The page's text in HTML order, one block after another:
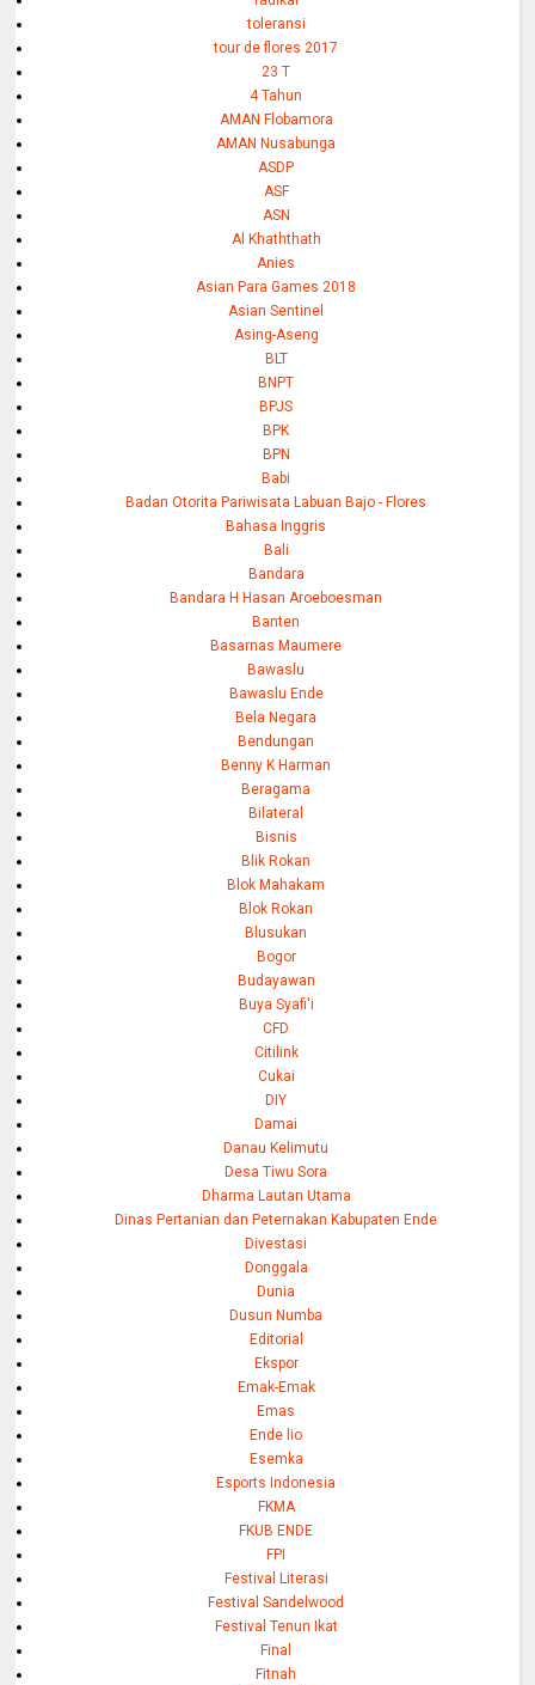
toleransi
tour de flores 2017
23 T
4 Tahun
AMAN Flobamora
AMAN Nusabunga
ASDP
ASF
ASN
Al Khaththath
Anies
Asian Para Games 2018
Asian Sentinel
Asing-Aseng
BLT
BNPT
BPJS
BPK
BPN
Babi
Badan Otorita Pariwisata Labuan Bajo - Flores
Bahasa Inggris
Bali
Bandara
Bandara H Hasan Aroeboesman
Banten
Basarnas Maumere
Bawaslu
Bawaslu Ende
Bela Negara
Bendungan
Benny K Harman
Beragama
Bilateral
Bisnis
Blik Rokan
Blok Mahakam
Blok Rokan
Blusukan
Bogor
Budayawan
Buya Syafi'i
CFD
Citilink
Cukai
DIY
Damai
Danau Kelimutu
Desa Tiwu Sora
Dharma Lautan Utama
Dinas Pertanian dan Peternakan Kabupaten Ende
Divestasi
Donggala
Dunia
Dusun Numba
Editorial
Ekspor
Emak-Emak
Emas
Ende lio
Esemka
Esports Indonesia
FKMA
FKUB ENDE
FPI
Festival Literasi
Festival Sandelwood
Festival Tenun Ikat
Final
Fitnah